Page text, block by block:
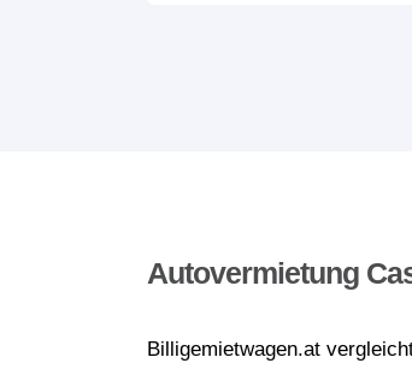
Autovermietung
Billigemietwagen.at